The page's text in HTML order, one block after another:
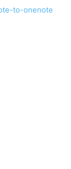
to-onenote